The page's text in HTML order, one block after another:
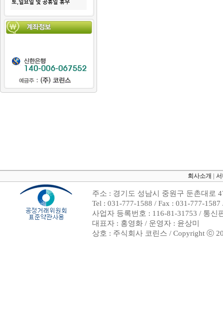
회사소개
주소 : 경기도 성남시 중원구 둔촌대로
Tel : 031-777-1588 / Fax : 031-777-
사업자 등록번호 : 116-81-31753 / 통신
대표자 : 홍영화 / 운영자 : 윤상미
상호 : 주식회사 코린스 / Copyright ⓒ